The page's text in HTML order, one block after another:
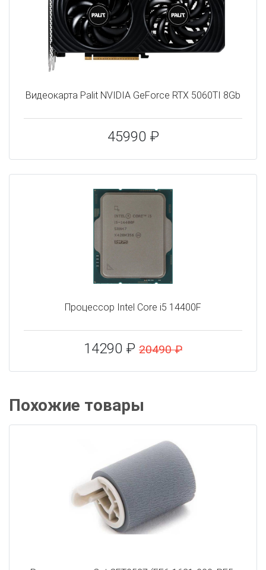
Видеокарта Palit NVIDIA GeForce RTX 5060TI 8Gb
45990 ₽
Процессор Intel Core i5 14400F
14290 ₽ 20490 ₽
Похожие товары